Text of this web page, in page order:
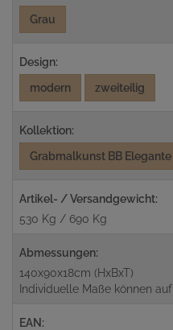
Grau
Design:
modern
zweiteilig
Kollektion:
Grabmalkunst BB Elegante
Artikel- / Versandgewicht:
530 Kg / 690 Kg
Abmessungen:
140x90x18cm (HxBxT)
Individuelle Maße können
EAN: